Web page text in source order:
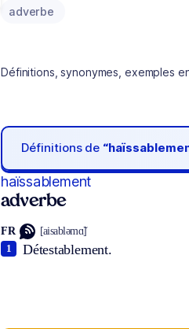
adverbe
Définitions, synonymes, exemples
Définitions de
haïssablement
adverbe
FR [aisabləmɑ̃]
Détestablement.
1